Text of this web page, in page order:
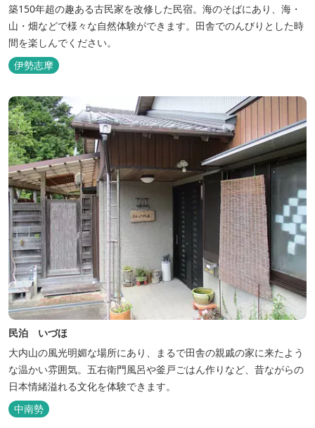
築150年超の趣ある古民家を改修した民宿。海のそばにあり、海・
山・畑などで様々な自然体験ができます。田舎でのんびりとした時
間を楽しんでください。
伊勢志摩
民泊 いづほ
大内山の風光明媚な場所にあり、まるで田舎の親戚の家に来たよう
な温かい雰囲気。五右衛門風呂や釜戸ごはん作りなど、昔ながらの
日本情緒溢れる文化を体験できます。
中南勢